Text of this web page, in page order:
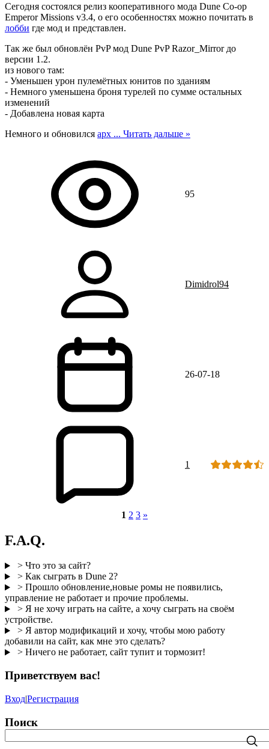
Сегодня состоялся релиз кооперативного мода Dune Co-op
Emperor Missions v3.4, о его особенностях можно почитать в
лобби где мод и представлен.
Так же был обновлён PvP мод Dune PvP Razor_Mirror до
версии 1.2.
из нового там:
- Уменьшен урон пулемётных юнитов по зданиям
- Немного уменьшена броня турелей по сумме остальных
изменений
- Добавлена новая карта
Немного и обновился арх ... Читать дальше »
95
Dimidrol94
26-07-18
1
1 2 3 »
F.A.Q.
> Что это за сайт?
> Как сыграть в Dune 2?
> Прошло обновление,новые ромы не появились,
управление не работает и прочие проблемы.
> Я не хочу играть на сайте, а хочу сыграть на своём
устройстве.
> Я автор модификаций и хочу, чтобы мою работу
добавили на сайт, как мне это сделать?
> Ничего не работает, сайт тупит и тормозит!
Приветствуем вас!
Вход|Регистрация
Поиск